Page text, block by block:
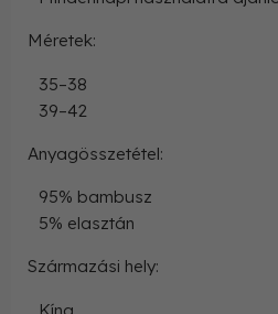
Méretek:
35–38
39–42
Anyagösszetétel:
95% bambusz
5% elasztán
Származási hely: